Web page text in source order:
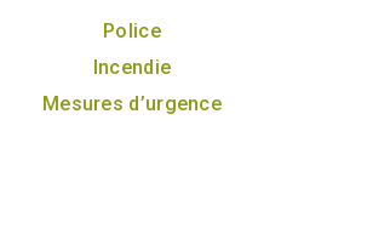
Police
Incendie
Mesures d’urgence